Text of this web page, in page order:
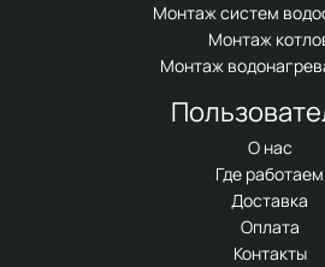
Монтаж систем
Монтаж
Монтаж
О нас
Где работаем
Доставка
Оплата
Контакты